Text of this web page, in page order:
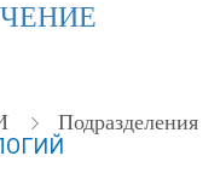
Подразделения